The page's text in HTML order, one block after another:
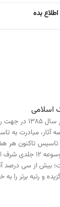
بده
اسلامی
در سال
آثار، مبادرت به
تاسیس تاکنون هر
است. از این مرکز تاکنون
بیش از سی درصد
و رتبه برتر را